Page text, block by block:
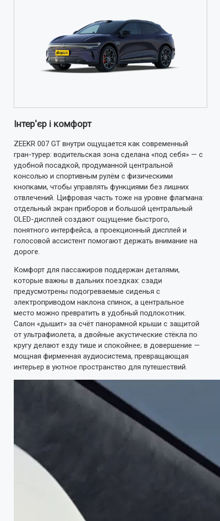
HTML розмітка не підтримується!
Використовуйте звичайний текст.
Добре
Інтер'єр і комфорт
ZEEKR 007 GT внутри ощущается как современный
гран-турер: водительская зона сделана «под себя» — с
удобной посадкой, продуманной центральной
консолью и спортивным рулём с физическими
кнопками, чтобы управлять функциями без лишних
отвлечений. Цифровая часть тоже на уровне флагмана:
отдельный экран приборов и большой центральный
OLED-дисплей создают ощущение быстрого,
понятного интерфейса, а проекционный дисплей и
голосовой ассистент помогают держать внимание на
дороге.
Комфорт для пассажиров поддержан деталями,
которые важны в дальних поездках: сзади
предусмотрены подогреваемые сиденья с
электроприводом наклона спинок, а центральное
место можно превратить в удобный подлокотник.
Салон «дышит» за счёт панорамной крыши с защитой
от ультрафиолета, а двойные акустические стёкла по
кругу делают езду тише и спокойнее; в довершение —
мощная фирменная аудиосистема, превращающая
интерьер в уютное пространство для путешествий.